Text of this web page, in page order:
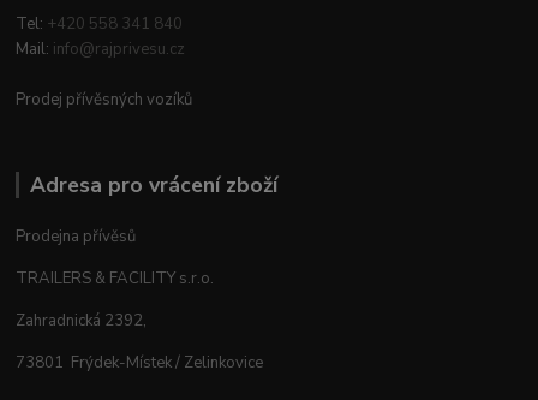
Tel: +420 558 341 840
Mail: info@rajprivesu.cz
Prodej přívěsných vozíků
Adresa pro vrácení zboží
Prodejna přívěsů
TRAILERS & FACILITY s.r.o.
Zahradnická 2392,
73801 Frýdek-Místek / Zelinkovice